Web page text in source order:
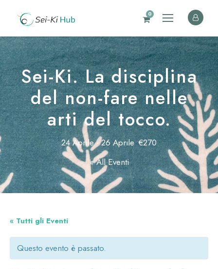
0
Sei-Ki. La disciplina
del non-fare nelle
arti del tocco.
24 Aprile-26 Aprile €270
« All Eventi
« Tutti gli Eventi
Questo evento è passato.